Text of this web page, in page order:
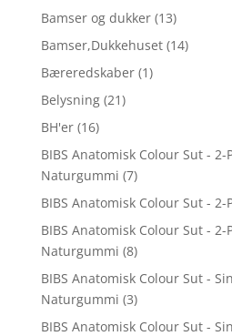
Bamser og dukker (13)
Bamser,Dukkehuset (14)
Bæreredskaber (1)
Belysning (21)
BH'er (16)
BIBS Anatomisk Colour Sut - 2-
Naturgummi (7)
BIBS Anatomisk Colour Sut - 2-
BIBS Anatomisk Colour Sut - 2-
Naturgummi (8)
BIBS Anatomisk Colour Sut -
Naturgummi (3)
BIBS Anatomisk Colour Sut -